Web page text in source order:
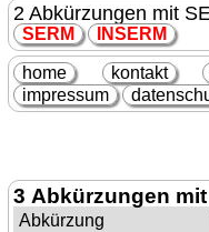
2 Abkürzungen mit
SERM INSERM
home kontakt
impressum
3 Abkürzungen
Abkürzung